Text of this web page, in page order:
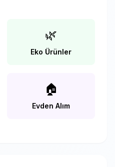
🌿
Eko Ürünler
🏠
Evden Alım